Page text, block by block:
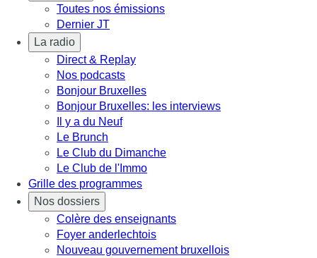
Toutes nos émissions
Dernier JT
La radio
Direct & Replay
Nos podcasts
Bonjour Bruxelles
Bonjour Bruxelles: les interviews
Il y a du Neuf
Le Brunch
Le Club du Dimanche
Le Club de l'Immo
Grille des programmes
Nos dossiers
Colère des enseignants
Foyer anderlechtois
Nouveau gouvernement bruxellois